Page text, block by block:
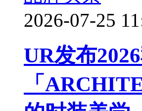
2026-07-25
UR发布
「